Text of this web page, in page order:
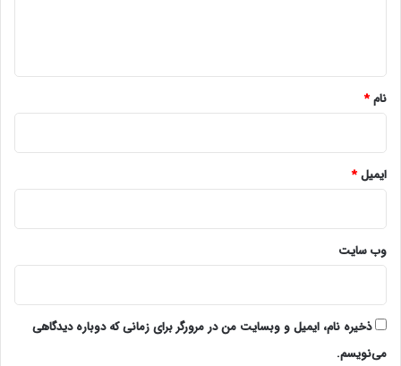
نام*
ایمیل*
وب‌ سایت
ذخیره نام، ایمیل و وبسایت من در مرورگر برای زمانی که دوباره دیدگاهی
می‌نویسم.